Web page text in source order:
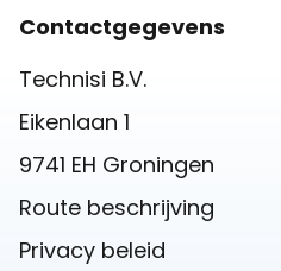
Contactgegevens
Technisi B.V.
Eikenlaan 1
9741 EH Groningen
Route beschrijving
Privacy beleid